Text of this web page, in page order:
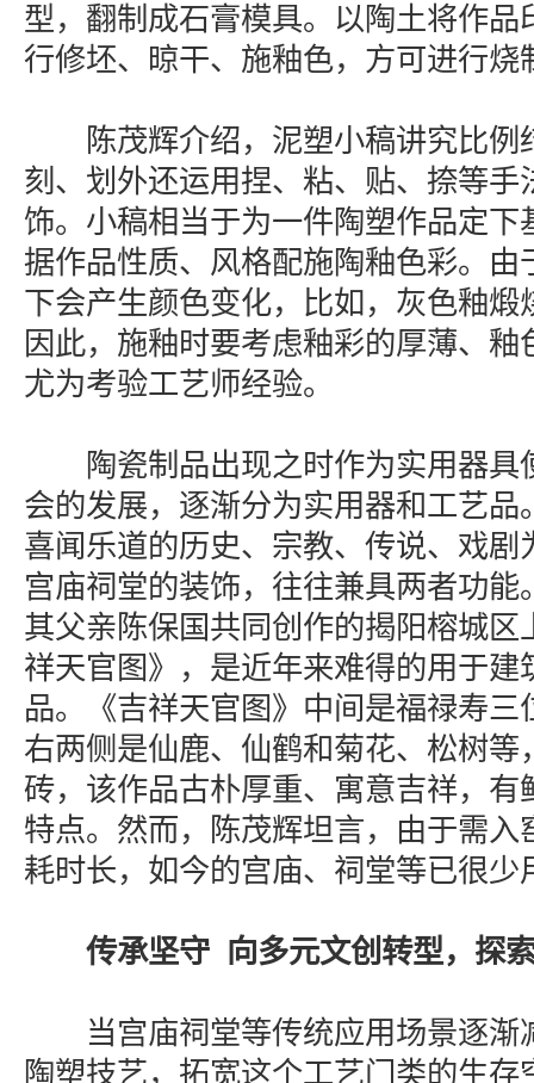
型，翻制成石膏模具。以陶土将作品
行修坯、晾干、施釉色，方可进行烧
陈茂辉介绍，泥塑小稿讲究比例
刻、划外还运用捏、粘、贴、捺等手
饰。小稿相当于为一件陶塑作品定下
据作品性质、风格配施陶釉色彩。由
下会产生颜色变化，比如，灰色釉煅
因此，施釉时要考虑釉彩的厚薄、
尤为考验工艺师经验。
陶瓷制品出现之时作为实用器具
会的发展，逐渐分为实用器和工艺品
喜闻乐道的历史、宗教、传说、戏剧
宫庙祠堂的装饰，往往兼具两者功能
其父亲陈保国共同创作的揭阳榕城区
祥天官图》，是近年来难得的用于建
品。《吉祥天官图》中间是福禄寿三
右两侧是仙鹿、仙鹤和菊花、松树等
砖，该作品古朴厚重、寓意吉祥，有
特点。然而，陈茂辉坦言，由于需入
耗时长，如今的宫庙、祠堂等已很少
传承坚守 向多元文创转型，探
当宫庙祠堂等传统应用场景逐渐
陶塑技艺，拓宽这个工艺门类的生存